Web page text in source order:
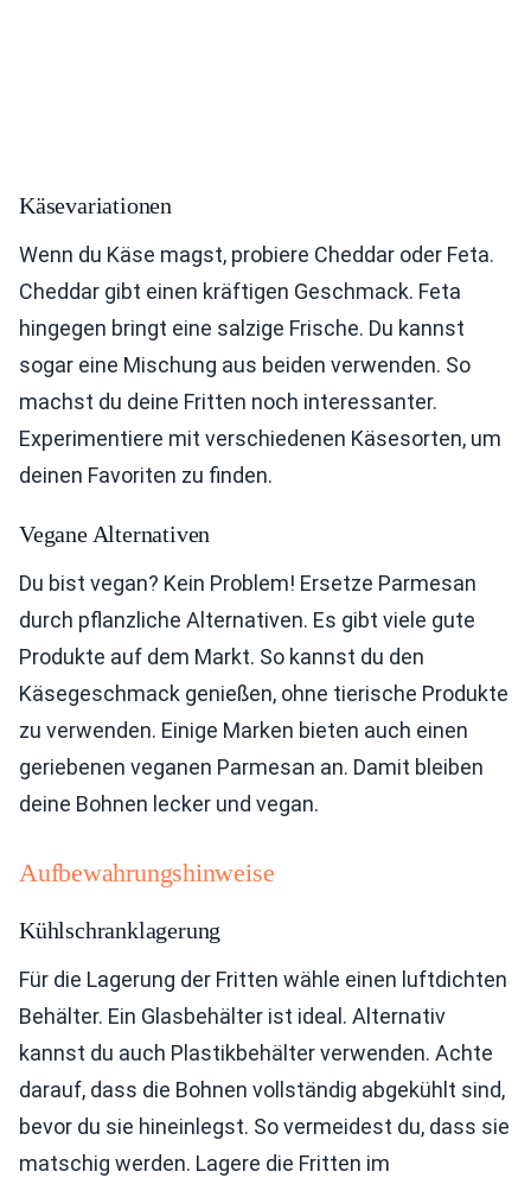
Käsevariationen
Wenn du Käse magst, probiere Cheddar oder Feta.
Cheddar gibt einen kräftigen Geschmack. Feta
hingegen bringt eine salzige Frische. Du kannst
sogar eine Mischung aus beiden verwenden. So
machst du deine Fritten noch interessanter.
Experimentiere mit verschiedenen Käsesorten, um
deinen Favoriten zu finden.
Vegane Alternativen
Du bist vegan? Kein Problem! Ersetze Parmesan
durch pflanzliche Alternativen. Es gibt viele gute
Produkte auf dem Markt. So kannst du den
Käsegeschmack genießen, ohne tierische Produkte
zu verwenden. Einige Marken bieten auch einen
geriebenen veganen Parmesan an. Damit bleiben
deine Bohnen lecker und vegan.
Aufbewahrungshinweise
Kühlschranklagerung
Für die Lagerung der Fritten wähle einen luftdichten
Behälter. Ein Glasbehälter ist ideal. Alternativ
kannst du auch Plastikbehälter verwenden. Achte
darauf, dass die Bohnen vollständig abgekühlt sind,
bevor du sie hineinlegst. So vermeidest du, dass sie
matschig werden. Lagere die Fritten im